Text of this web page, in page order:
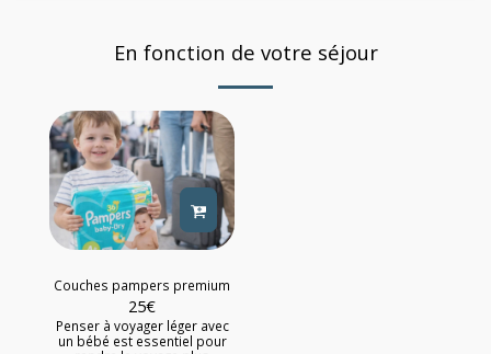
En fonction de votre séjour
Couches pampers premium
25€
Penser à voyager léger avec
un bébé est essentiel pour